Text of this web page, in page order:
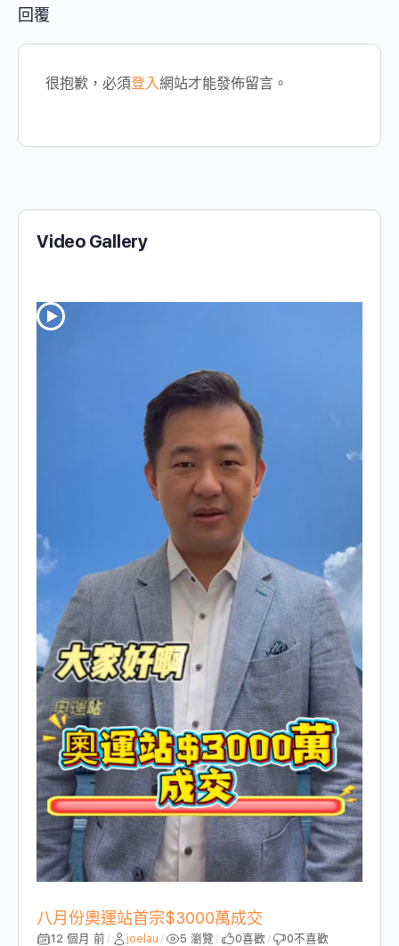
回覆
很抱歉，必須登入網站才能發佈留言。
Video Gallery
八月份奧運站首宗$3000萬成交
12 個月 前 / joelau / 5 瀏覽 / 0喜歡 / 0不喜歡